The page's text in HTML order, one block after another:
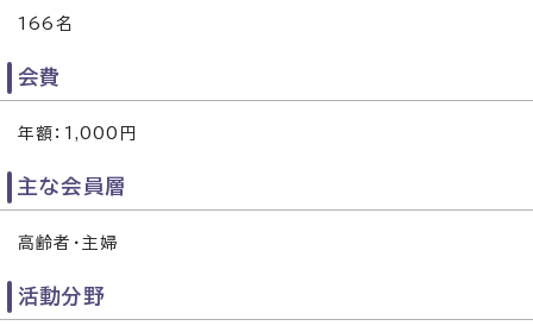
166名
会費
年額：1,000円
主な会員層
高齢者・主婦
活動分野